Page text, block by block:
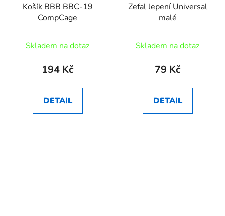
Košík BBB BBC-19
CompCage
Skladem na dotaz
194 Kč
DETAIL
Zefal lepení Universal
malé
Skladem na dotaz
79 Kč
DETAIL